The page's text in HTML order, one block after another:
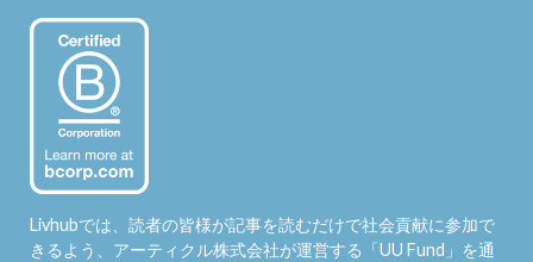
Livhubでは、読者の皆様が記事を読むだけで社会貢献に参加で
きるよう、アーティクル株式会社が運営する「UU Fund 」を通